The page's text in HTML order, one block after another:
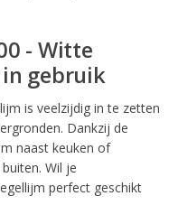
- Witte
gebruik
is veelzijdig in te zetten
Dankzij de
naast keuken of
Wil je
perfect geschikt